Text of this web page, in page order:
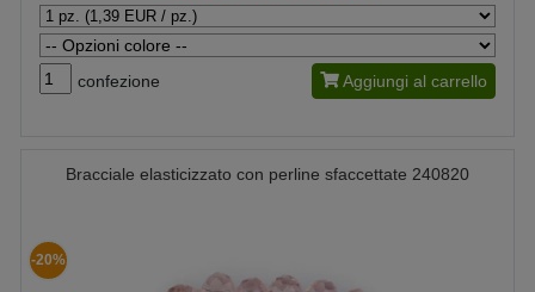
confezione Aggiungi al carrello
Bracciale elasticizzato con perline sfaccettate 240820
-20%